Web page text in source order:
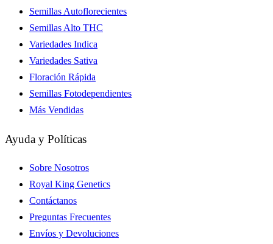
Semillas Autoflorecientes
Semillas Alto THC
Variedades Indica
Variedades Sativa
Floración Rápida
Semillas Fotodependientes
Más Vendidas
Ayuda y Políticas
Sobre Nosotros
Royal King Genetics
Contáctanos
Preguntas Frecuentes
Envíos y Devoluciones